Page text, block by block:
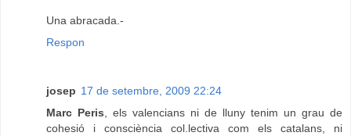
Una abracada.-
Respon
josep 17 de setembre, 2009 22:24
Marc Peris, els valencians ni de lluny tenim un grau de
cohesió i consciència col.lectiva com els catalans, ni